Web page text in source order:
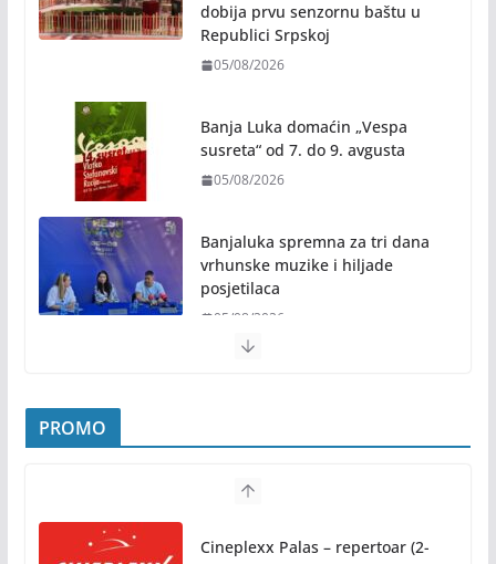
dobija prvu senzornu baštu u
Republici Srpskoj
05/08/2026
Banja Luka domaćin „Vespa
susreta“ od 7. do 9. avgusta
05/08/2026
Banjaluka spremna za tri dana
vrhunske muzike i hiljade
posjetilaca
05/08/2026
akcija darivanja krvi odjeknula širom BiH
04/08/2026
Zašto hiljade ljudi istovremeno osjećaju isto?
Nauka iza festivalske energije
04/08/2026
PROMO
Cineplexx Palas – repertoar (2-